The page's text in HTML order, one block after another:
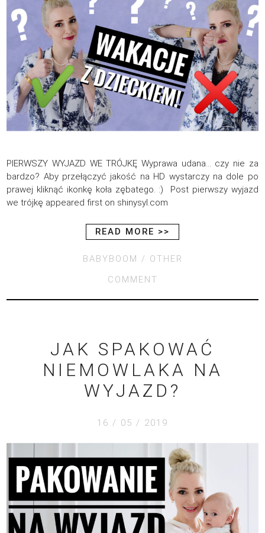
PIERWSZY WYJAZD WE TRÓJKĘ Wyprawa udana… czy nie za
bardzo? Aby przełączyć jakość na HD wystarczy na dole po
prawej kliknąć ikonkę koła zębatego. :) Post pierwszy wyjazd
we trójkę appeared first on shinysyl.com
READ MORE >>
BABYBOOM
OTHER
COMMENT
JAK SPAKOWAĆ
NIEMOWLAKA NA
WYJAZD?
16 / 05 / 2019